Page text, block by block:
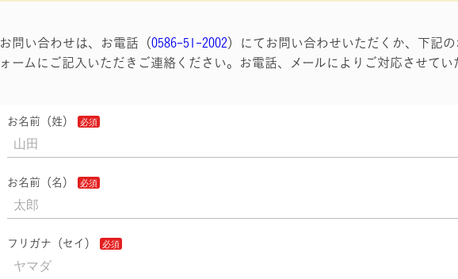
お問い合わせは、お電話（0586-51-2002）にてお問い合わせいただくか、下記
ォームにご記入いただきご連絡ください。お電話、メールによりご対応させてい
お名前（姓）
お名前（名）
フリガナ（セイ）